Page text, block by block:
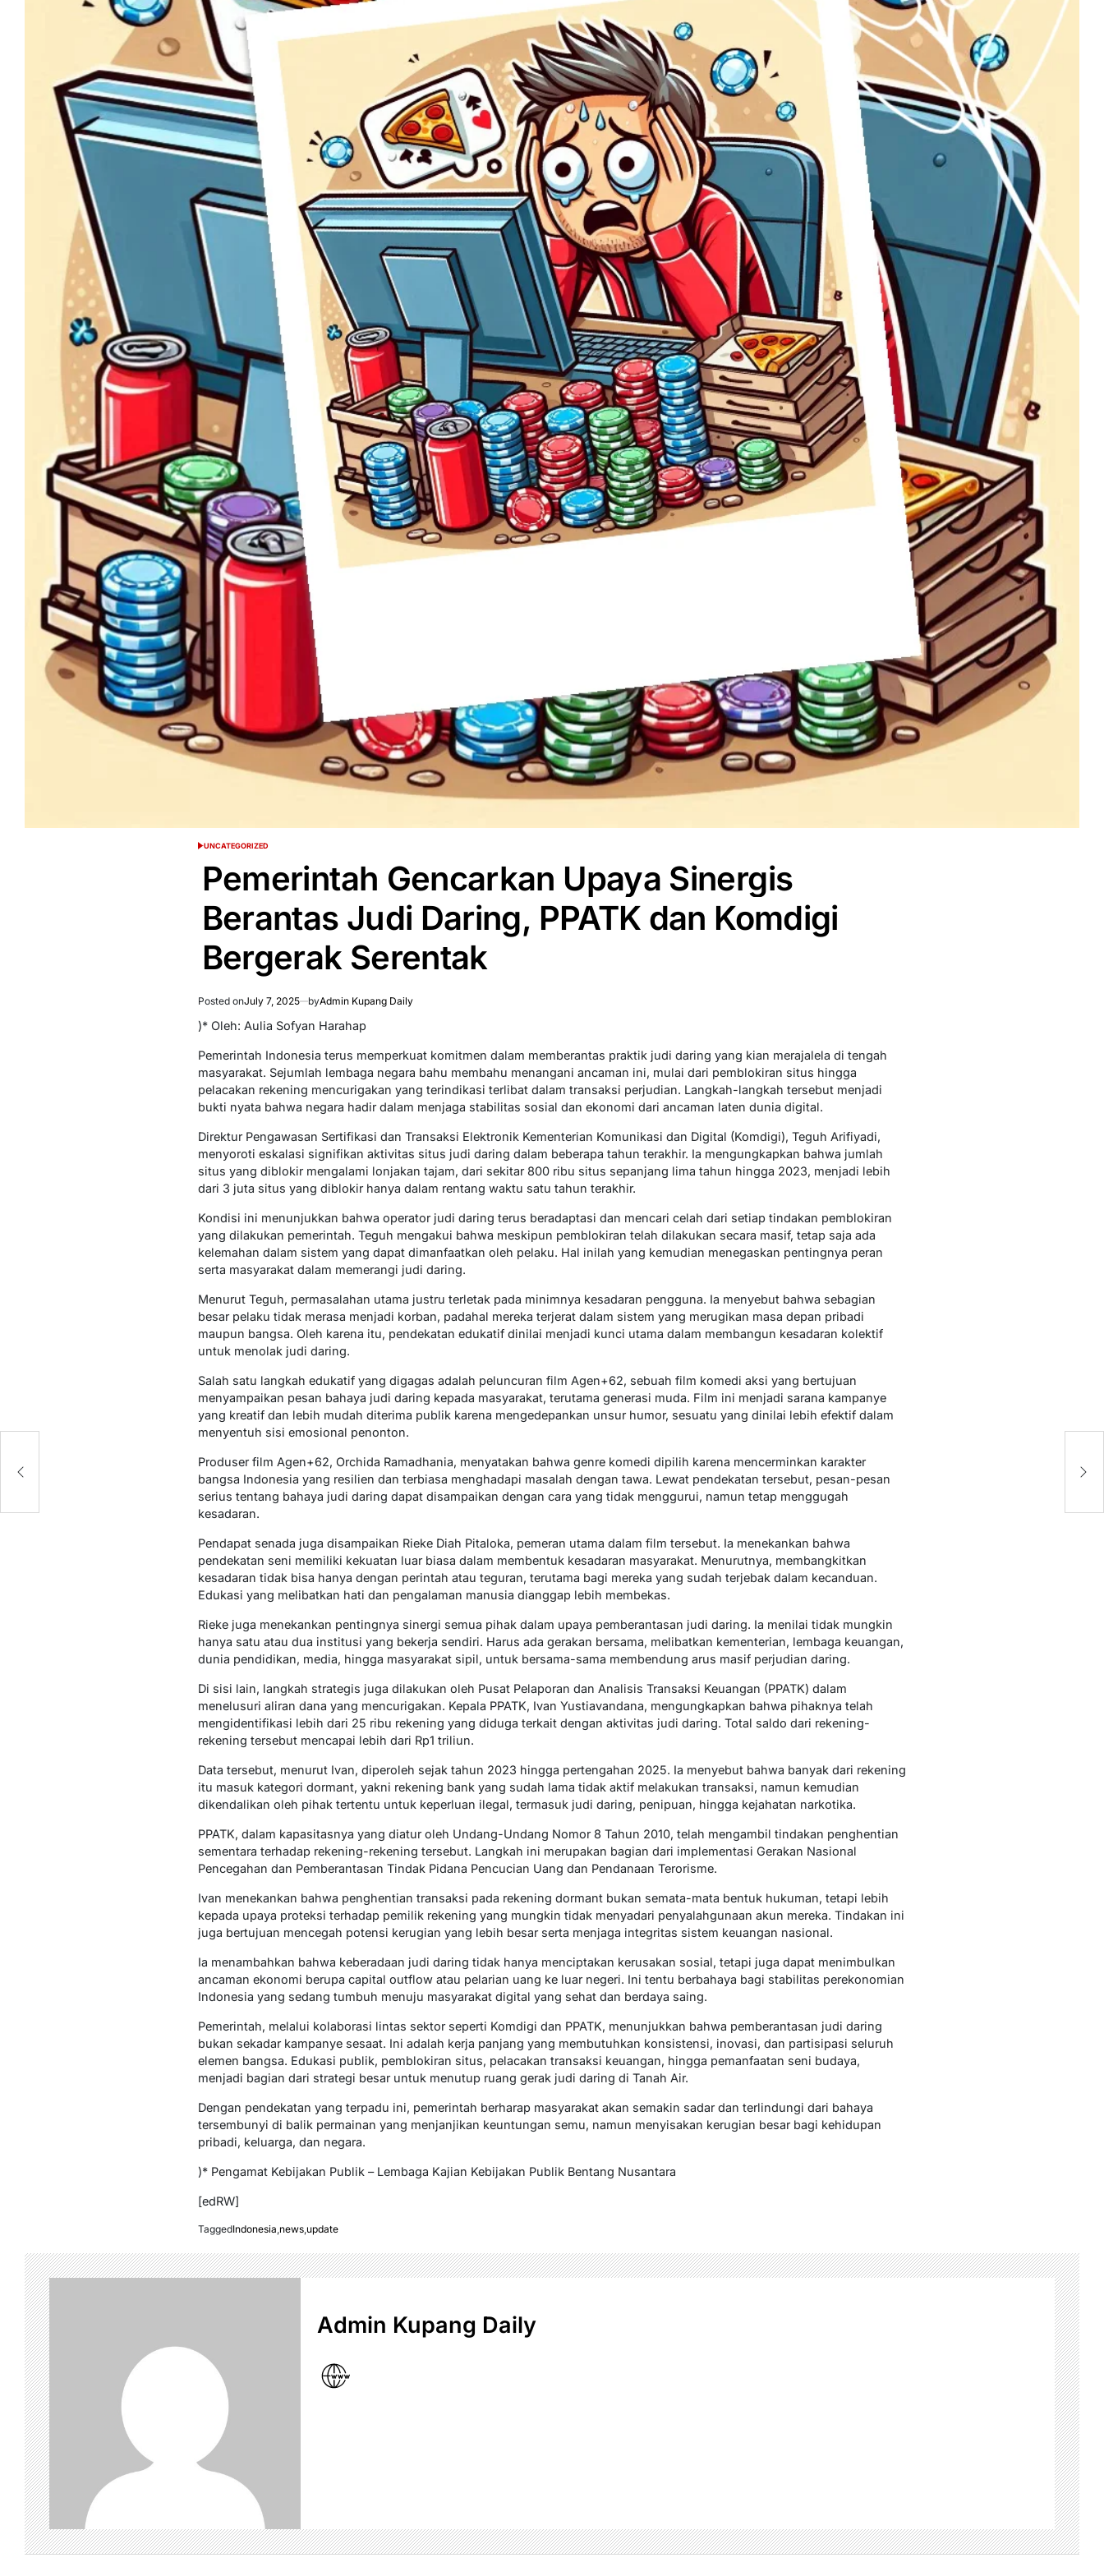
POSTED
UNCATEGORIZED
Pemerintah Gencarkan Upaya Sinergis
Berantas Judi Daring, PPATK dan Komdigi
Bergerak Serentak
Posted onJuly 7, 2025 byAdmin Kupang Daily
)* Oleh: Aulia Sofyan Harahap
Pemerintah Indonesia terus memperkuat komitmen dalam memberantas praktik judi daring yang kian merajalela di tengah
masyarakat. Sejumlah lembaga negara bahu membahu menangani ancaman ini, mulai dari pemblokiran situs hingga
pelacakan rekening mencurigakan yang terindikasi terlibat dalam transaksi perjudian. Langkah-langkah tersebut menjadi
bukti nyata bahwa negara hadir dalam menjaga stabilitas sosial dan ekonomi dari ancaman laten dunia digital.
Direktur Pengawasan Sertifikasi dan Transaksi Elektronik Kementerian Komunikasi dan Digital (Komdigi), Teguh Arifiyadi,
menyoroti eskalasi signifikan aktivitas situs judi daring dalam beberapa tahun terakhir. Ia mengungkapkan bahwa jumlah
situs yang diblokir mengalami lonjakan tajam, dari sekitar 800 ribu situs sepanjang lima tahun hingga 2023, menjadi lebih
dari 3 juta situs yang diblokir hanya dalam rentang waktu satu tahun terakhir.
Kondisi ini menunjukkan bahwa operator judi daring terus beradaptasi dan mencari celah dari setiap tindakan pemblokiran
yang dilakukan pemerintah. Teguh mengakui bahwa meskipun pemblokiran telah dilakukan secara masif, tetap saja ada
kelemahan dalam sistem yang dapat dimanfaatkan oleh pelaku. Hal inilah yang kemudian menegaskan pentingnya peran
serta masyarakat dalam memerangi judi daring.
Menurut Teguh, permasalahan utama justru terletak pada minimnya kesadaran pengguna. Ia menyebut bahwa sebagian
besar pelaku tidak merasa menjadi korban, padahal mereka terjerat dalam sistem yang merugikan masa depan pribadi
maupun bangsa. Oleh karena itu, pendekatan edukatif dinilai menjadi kunci utama dalam membangun kesadaran kolektif
untuk menolak judi daring.
Salah satu langkah edukatif yang digagas adalah peluncuran film Agen+62, sebuah film komedi aksi yang bertujuan
menyampaikan pesan bahaya judi daring kepada masyarakat, terutama generasi muda. Film ini menjadi sarana kampanye
yang kreatif dan lebih mudah diterima publik karena mengedepankan unsur humor, sesuatu yang dinilai lebih efektif dalam
menyentuh sisi emosional penonton.
Produser film Agen+62, Orchida Ramadhania, menyatakan bahwa genre komedi dipilih karena mencerminkan karakter
bangsa Indonesia yang resilien dan terbiasa menghadapi masalah dengan tawa. Lewat pendekatan tersebut, pesan-pesan
serius tentang bahaya judi daring dapat disampaikan dengan cara yang tidak menggurui, namun tetap menggugah
kesadaran.
Pendapat senada juga disampaikan Rieke Diah Pitaloka, pemeran utama dalam film tersebut. Ia menekankan bahwa
pendekatan seni memiliki kekuatan luar biasa dalam membentuk kesadaran masyarakat. Menurutnya, membangkitkan
kesadaran tidak bisa hanya dengan perintah atau teguran, terutama bagi mereka yang sudah terjebak dalam kecanduan.
Edukasi yang melibatkan hati dan pengalaman manusia dianggap lebih membekas.
Rieke juga menekankan pentingnya sinergi semua pihak dalam upaya pemberantasan judi daring. Ia menilai tidak mungkin
hanya satu atau dua institusi yang bekerja sendiri. Harus ada gerakan bersama, melibatkan kementerian, lembaga keuangan,
dunia pendidikan, media, hingga masyarakat sipil, untuk bersama-sama membendung arus masif perjudian daring.
Di sisi lain, langkah strategis juga dilakukan oleh Pusat Pelaporan dan Analisis Transaksi Keuangan (PPATK) dalam
menelusuri aliran dana yang mencurigakan. Kepala PPATK, Ivan Yustiavandana, mengungkapkan bahwa pihaknya telah
mengidentifikasi lebih dari 25 ribu rekening yang diduga terkait dengan aktivitas judi daring. Total saldo dari rekening-
rekening tersebut mencapai lebih dari Rp1 triliun.
Data tersebut, menurut Ivan, diperoleh sejak tahun 2023 hingga pertengahan 2025. Ia menyebut bahwa banyak dari rekening
itu masuk kategori dormant, yakni rekening bank yang sudah lama tidak aktif melakukan transaksi, namun kemudian
dikendalikan oleh pihak tertentu untuk keperluan ilegal, termasuk judi daring, penipuan, hingga kejahatan narkotika.
PPATK, dalam kapasitasnya yang diatur oleh Undang-Undang Nomor 8 Tahun 2010, telah mengambil tindakan penghentian
sementara terhadap rekening-rekening tersebut. Langkah ini merupakan bagian dari implementasi Gerakan Nasional
Pencegahan dan Pemberantasan Tindak Pidana Pencucian Uang dan Pendanaan Terorisme.
Ivan menekankan bahwa penghentian transaksi pada rekening dormant bukan semata-mata bentuk hukuman, tetapi lebih
kepada upaya proteksi terhadap pemilik rekening yang mungkin tidak menyadari penyalahgunaan akun mereka. Tindakan ini
juga bertujuan mencegah potensi kerugian yang lebih besar serta menjaga integritas sistem keuangan nasional.
Ia menambahkan bahwa keberadaan judi daring tidak hanya menciptakan kerusakan sosial, tetapi juga dapat menimbulkan
ancaman ekonomi berupa capital outflow atau pelarian uang ke luar negeri. Ini tentu berbahaya bagi stabilitas perekonomian
Indonesia yang sedang tumbuh menuju masyarakat digital yang sehat dan berdaya saing.
Pemerintah, melalui kolaborasi lintas sektor seperti Komdigi dan PPATK, menunjukkan bahwa pemberantasan judi daring
bukan sekadar kampanye sesaat. Ini adalah kerja panjang yang membutuhkan konsistensi, inovasi, dan partisipasi seluruh
elemen bangsa. Edukasi publik, pemblokiran situs, pelacakan transaksi keuangan, hingga pemanfaatan seni budaya,
menjadi bagian dari strategi besar untuk menutup ruang gerak judi daring di Tanah Air.
Dengan pendekatan yang terpadu ini, pemerintah berharap masyarakat akan semakin sadar dan terlindungi dari bahaya
tersembunyi di balik permainan yang menjanjikan keuntungan semu, namun menyisakan kerugian besar bagi kehidupan
pribadi, keluarga, dan negara.
)* Pengamat Kebijakan Publik – Lembaga Kajian Kebijakan Publik Bentang Nusantara
[edRW]
TaggedIndonesia,news,update
Admin Kupang Daily